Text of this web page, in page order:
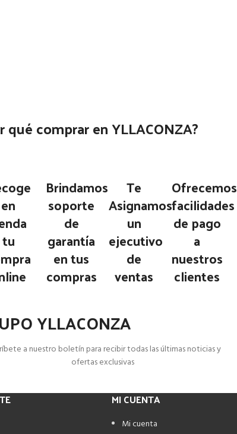
qué comprar en YLLACONZA?
en
tu
Brindamos
soporte
de
garantía
en tus
compras
Te
Asignamos
un
ejecutivo
de
ventas
Ofrecemos
facilidades
de pago
a
nuestros
clientes
YLLACONZA
a nuestro boletín para recibir todas las últimas noticias y
ofertas exclusivas
MI CUENTA
Mi cuenta